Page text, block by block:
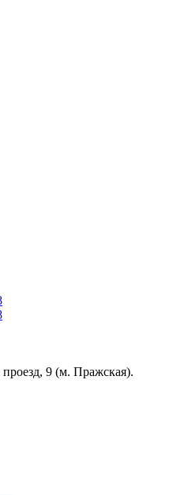
9 (м. Пражская).